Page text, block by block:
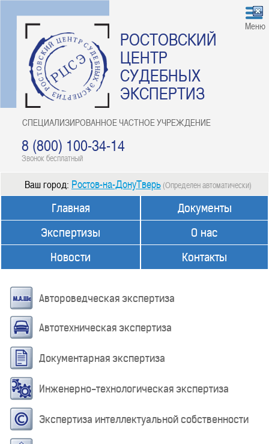
РОСТОВСКИЙ
ЦЕНТР
СУДЕБНЫХ
ЭКСПЕРТИЗ
СПЕЦИАЛИЗИРОВАННОЕ ЧАСТНОЕ УЧРЕЖДЕНИЕ
8 (800) 100-34-14
Звонок бесплатный
Меню
Ваш город: Ростов-на-ДонуТверь (Определен автоматически)
Главная
Экспертизы
Новости
Документы
О нас
Контакты
Автороведческая экспертиза
Автотехническая экспертиза
Документарная экспертиза
Инженерно-технологическая экспертиза
Экспертиза интеллектуальной собственности